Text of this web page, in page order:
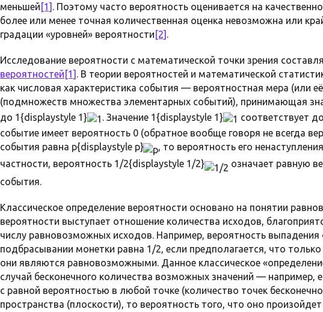
меньшей [1] . Поэтому часто вероятность оценивается на
более или менее точная количественная оценка невозможна или
градации «уровней» вероятности [2] .
Исследование вероятности с математической точки зрения
вероятностей [1] . В теории вероятностей и математической
как числовая характеристика события — вероятностная мера (или
(подмножеств множества элементарных событий), принимающая
до 1{displaystyle 1}
. Значение 1{displaystyle 1}
соответствует
событие имеет вероятность 0 (обратное вообще говоря не всегда
события равна p{displaystyle p}
, то вероятность его
частности, вероятность 1/2{displaystyle 1/2}
означает равную
события.
Классическое определение вероятности основано на понятии
вероятности выступает отношение количества исходов,
числу равновозможных исходов. Например, вероятность выпадения
подбрасывании монетки равна 1/2, если предполагается, что
они являются равновозможными. Данное классическое
случай бесконечного количества возможных значений — например,
с равной вероятностью в любой точке (количество точек
пространства (плоскости), то вероятность того, что оно